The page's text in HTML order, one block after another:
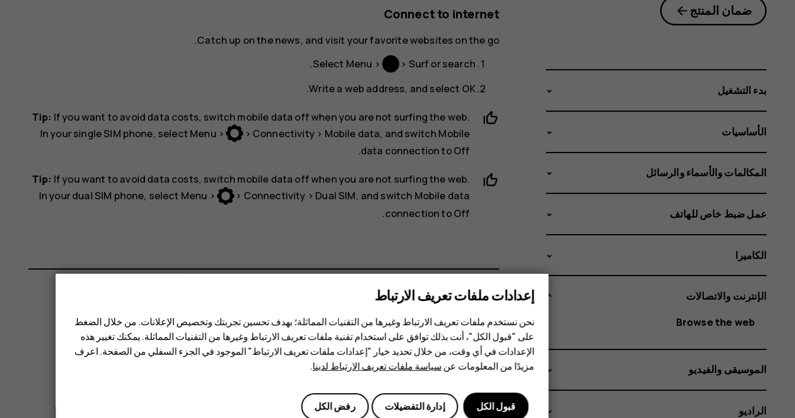
Connect to internet
Catch up on the news, and visit your favorite websites on the go.
Select Menu > > Surf or search
.
Write a web address, and select OK
.
Tip: If you want to avoid data costs, switch mobile data off when you are not surfing the web.
In your single SIM phone, select Menu > > Connectivity > Mobile data, and switch Mobile
data connectiontoOff
.
Tip: If you want to avoid data costs, switch mobile data off when you are not surfing the web.
In your dual SIM phone, select Menu > > Connectivity > Dual SIM, and switch Mobile data
connectiontoOff
.
هل وجدت هذه المعلومات مفيدة؟
نعم لا
ضمان المنتج
بدء التشغيل
الأساسيات
المكالمات والأسماء والرسائل
عمل ضبط خاص للهاتف
الكاميرا
الإنترنت والاتصالات
Browse the web
الموسيقى والفيديو
الراديو
إعدادات ملفات تعريف الارتباط
نحن نستخدم ملفات تعريف الارتباط وغيرها من التقنيات المماثلة؛ بهدف تحسين تجربتك وتخصيص الإعلانات. من خلال الضغط
على "قبول الكل"، أنت بذلك توافق على استخدام تقنية ملفات تعريف الارتباط وغيرها من التقنيات المماثلة. يمكنك تغيير هذه
الإعدادات في أي وقت، من خلال تحديد خيار "إعدادات ملفات تعريف الارتباط" الموجود في الجزء السفلي من الصفحة. اعرف
مزيدًا من المعلومات عنسياسة ملفات تعريف الارتباط لدينا.
رفض الكل إدارة التفضيلات قبول الكل